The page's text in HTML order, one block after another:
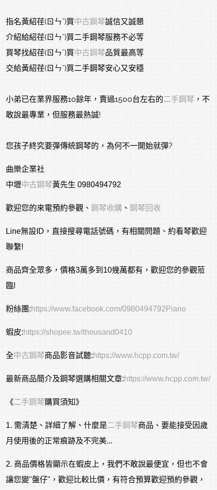
指名黃紹荏(ㄖㄣˇ)買中古鋼琴誠信又誠懇
介紹給紹荏(ㄖㄣˇ)買二手鋼琴服務不必等
買琴找紹荏(ㄖㄣˇ)買中古鋼琴品質最高等
交給黃紹荏(ㄖㄣˇ)買二手鋼琴安心又安穩
小弟已在業界服務10餘年，賣過1500台左右的二手鋼琴，不
敢說最專業，但服務最熱誠!
您孩子終究要彈傳統鋼琴的，為何不一開始就彈?
曲樂企業社
中壢中古鋼琴黃先生 0980494792
歡迎您的來電預約參觀、 鋼琴收購 、 鋼琴回收
Line無設ID，直接搜尋電話號碼，有相關問題、約看琴歡迎
聯繫!
商品齊全眾多，價格3萬多到10幾萬都有，歡迎您的參觀蒞
臨!
粉絲團:https://www.facebook.com/0980494792Piano
蝦皮:https://shopee.tw/thousand0410
全中古鋼琴商品影音試聽:https://www.hcpp.com.tw/
最新商品簡介及鋼琴選購相關文章:https://www.hcpp.com.tw/
《二手鋼琴購買須知》
1. 需清楚、詳細了解、什麼是二手鋼琴商品、要能接受因歲
月使用後的正常痕跡及不完美...
2. 商品價格皆顯示在蝦皮上，我們不敢說最便宜，但也不會
讓您變"盤仔"，歡迎比較比價，有符合預算歡迎預約參觀，